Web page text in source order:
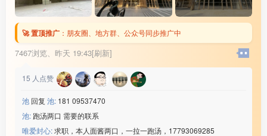
🚀 置顶推广 ： 朋友圈、地方群、公众号同步推广中
7467浏览、 昨天 19:43[刷新]
15 人点赞
池 回复 池: 181 09537470
池: 跑汤两口 需要的联系
唯爱封心:求职，本人面酱两口，一拉一跑汤，17793069285